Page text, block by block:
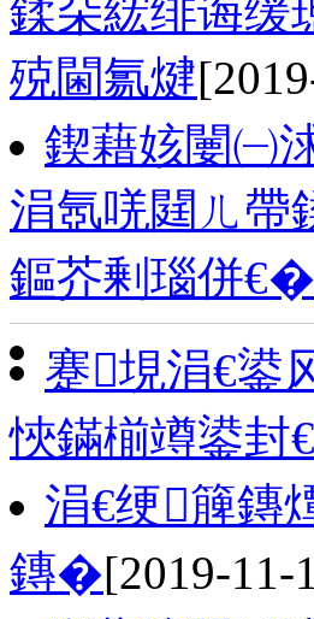
鍒朵綋绯诲缓
殑閫氱煡
鍥藉姟闄㈠
涓氬唴閮ㄦ帶
鏂芥剰瑙併€�
蹇垷涓€鍙
悏鏋椾竴鍙
涓€绠簲鏄
鏄�[2019-11-